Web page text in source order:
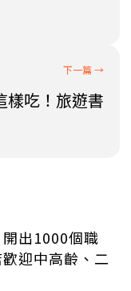
樣吃！旅遊書
開出1000個職
迎中高齡、二